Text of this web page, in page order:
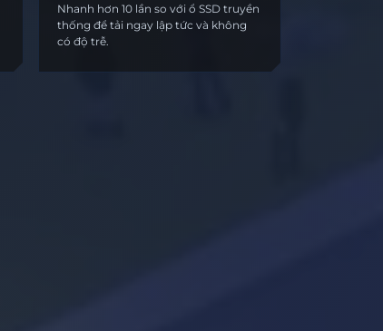
Nhanh hơn 10 lần so với ổ SSD truyền
thống để tải ngay lập tức và không
có độ trễ.